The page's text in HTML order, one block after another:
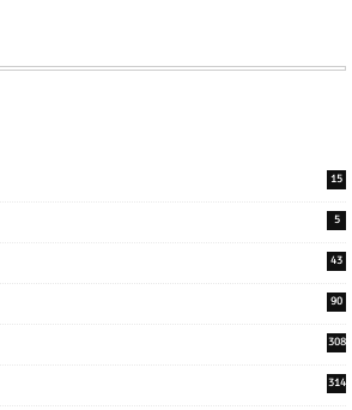
15
5
43
90
308
314